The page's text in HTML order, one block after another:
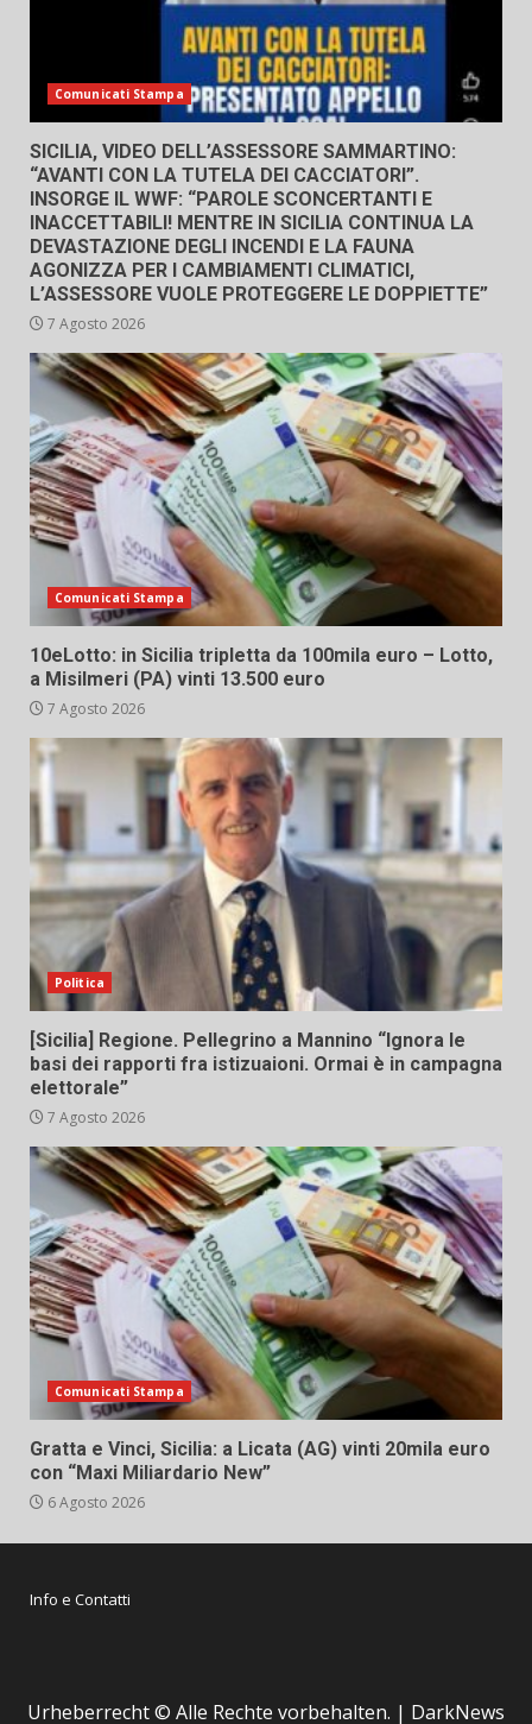
Comunicati Stampa
SICILIA, VIDEO DELL’ASSESSORE SAMMARTINO:
“AVANTI CON LA TUTELA DEI CACCIATORI”.
INSORGE IL WWF: “PAROLE SCONCERTANTI E
INACCETTABILI! MENTRE IN SICILIA CONTINUA LA
DEVASTAZIONE DEGLI INCENDI E LA FAUNA
AGONIZZA PER I CAMBIAMENTI CLIMATICI,
L’ASSESSORE VUOLE PROTEGGERE LE DOPPIETTE”
7 Agosto 2026
Comunicati Stampa
10eLotto: in Sicilia tripletta da 100mila euro – Lotto,
a Misilmeri (PA) vinti 13.500 euro
7 Agosto 2026
Politica
[Sicilia] Regione. Pellegrino a Mannino “Ignora le
basi dei rapporti fra istizuaioni. Ormai è in campagna
elettorale”
7 Agosto 2026
Comunicati Stampa
Gratta e Vinci, Sicilia: a Licata (AG) vinti 20mila euro
con “Maxi Miliardario New”
6 Agosto 2026
Info e Contatti
Urheberrecht © Alle Rechte vorbehalten. | DarkNews